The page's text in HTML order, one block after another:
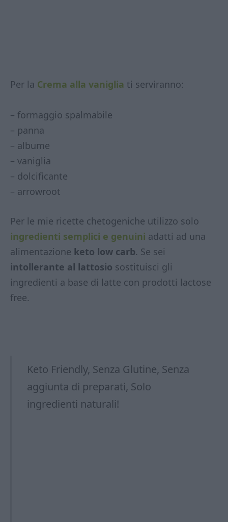
Per la Crema alla vaniglia ti serviranno:
– formaggio spalmabile
– panna
– albume
– vaniglia
– dolcificante
– arrowroot
Per le mie ricette chetogeniche utilizzo solo
ingredienti semplici e genuini adatti ad una
alimentazione keto low carb. Se sei
intollerante al lattosio sostituisci gli
ingredienti a base di latte con prodotti lactose
free.
Keto Friendly, Senza Glutine, Senza
aggiunta di preparati, Solo
ingredienti naturali!